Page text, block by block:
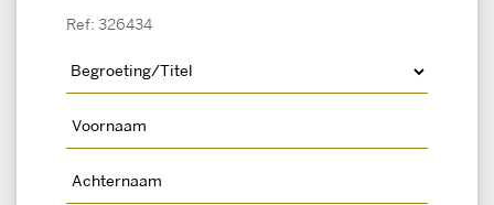
Ref: 326434